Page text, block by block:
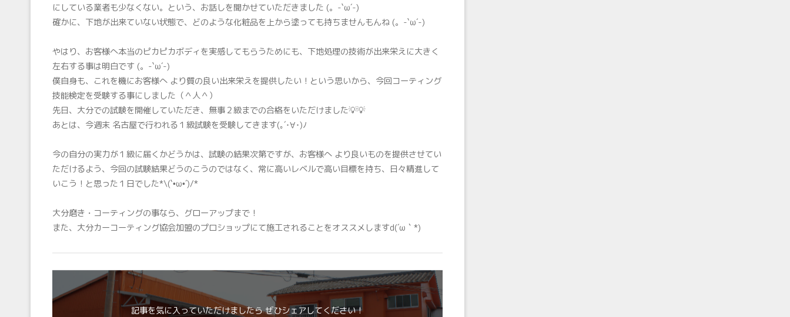
にしている業者も少なくない。という、お話しを聞かせていただきました (。-`ω´-)
確かに、下地が出来ていない状態で、どのような化粧品を上から塗っても持ちませんもんね (。-`ω´-)
やはり、お客様へ本当のピカピカボディを実感してもらうためにも、下地処理の技術が出来栄えに大きく
左右する事は明白です (。-`ω´-)
僕自身も、これを機にお客様へ より質の良い出来栄えを提供したい！という思いから、今回コーティング
技能検定を受験する事にしました（＾人＾）
先日、大分での試験を開催していただき、無事２級までの合格をいただけました💡💡
あとは、今週末 名古屋で行われる１級試験を受験してきます(｡´･∀･)ﾉ
今の自分の実力が１級に届くかどうかは、試験の結果次第ですが、お客様へ より良いものを提供させてい
ただけるよう、今回の試験結果どうのこうのではなく、常に高いレベルで高い目標を持ち、日々精進して
いこう！と思った１日でした*\(`•ω•´)/*
大分磨き・コーティングの事なら、グローアップまで！
また、大分カーコーティング協会加盟のプロショップにて施工されることをオススメしますd(´ω｀*)
記事を気に入っていただけましたら ぜひシェアしてください！